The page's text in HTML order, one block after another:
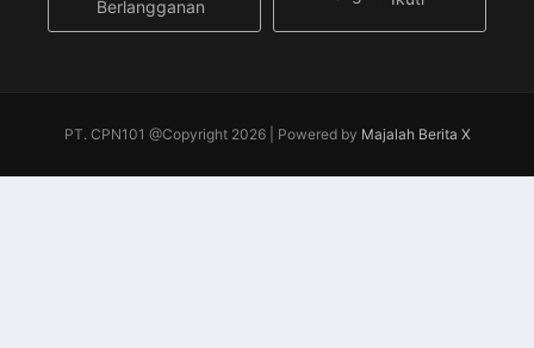
Berlangganan
PT. CPN101 @Copyright 2026 | Powered by Majalah Berita X